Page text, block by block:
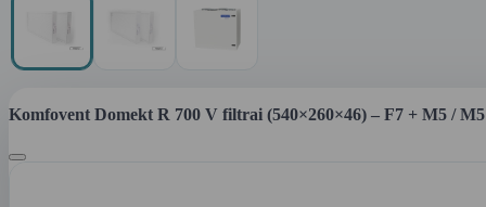
Komfovent Domekt R 700 V filtrai (540×260×46) – F7 + M5 /